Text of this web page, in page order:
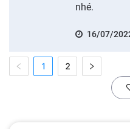
nhé.
16/07/
1 2